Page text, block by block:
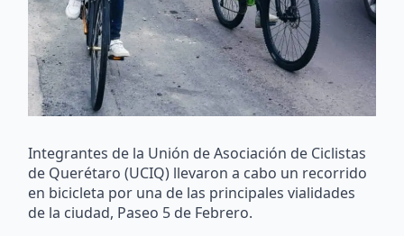
Integrantes de la Unión de Asociación de Ciclistas
de Querétaro (UCIQ) llevaron a cabo un recorrido
en bicicleta por una de las principales vialidades
de la ciudad, Paseo 5 de Febrero.